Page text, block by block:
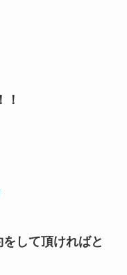
！
して頂ければと